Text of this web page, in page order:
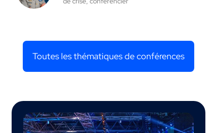
Toutes les thématiques de conférences